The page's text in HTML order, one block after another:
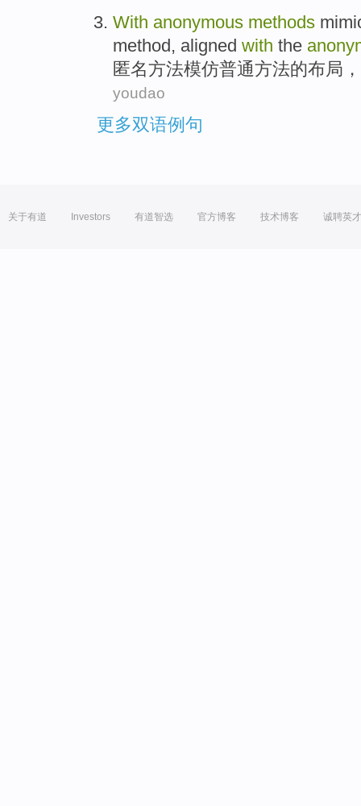
With anonymous methods
method, aligned with the
匿名方法模仿普通方法的布局 ，
youdao
更多双语例句
关于有道 Investors 有道智选 官方博客 技术博客 诚聘英才